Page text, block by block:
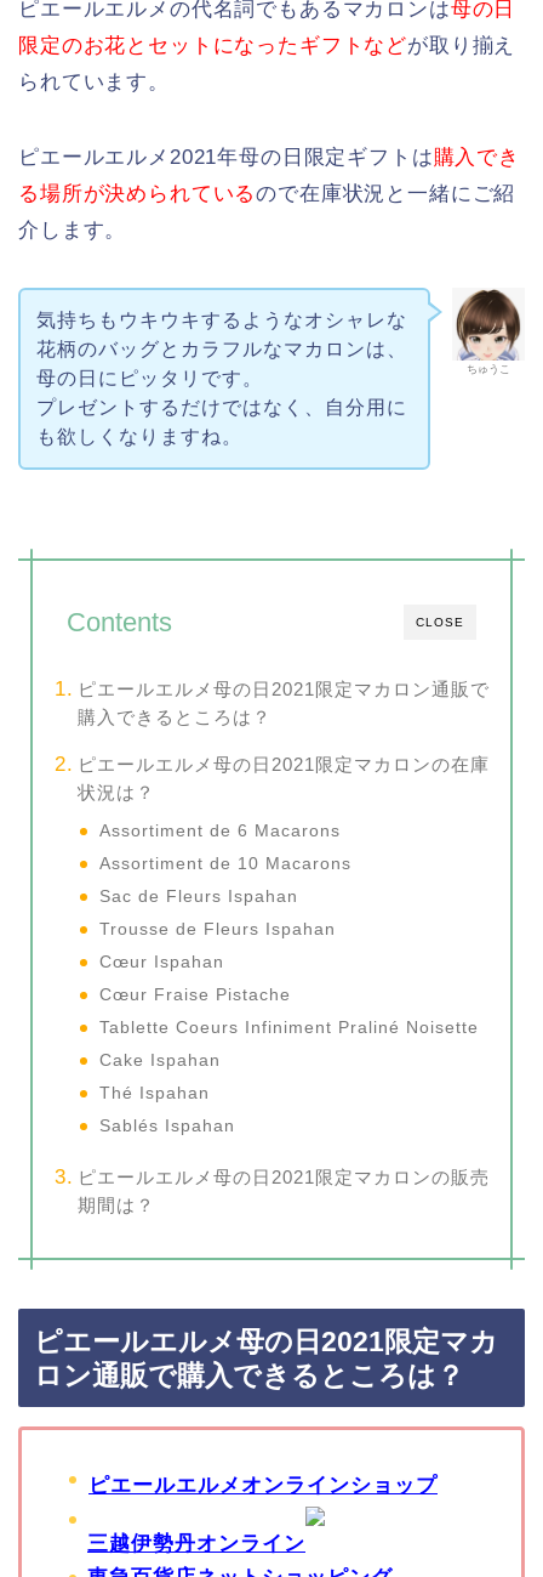
ピエールエルメの代名詞でもあるマカロンは母の日
限定のお花とセットになったギフトなどが取り揃え
られています。
ピエールエルメ2021年母の日限定ギフトは購入でき
る場所が決められているので在庫状況と一緒にご紹
介します。
ちゅうこ
気持ちもウキウキするようなオシャレな
花柄のバッグとカラフルなマカロンは、
母の日にピッタリです。
プレゼントするだけではなく、自分用に
も欲しくなりますね。
CLOSE
Contents
ピエールエルメ母の日2021限定マカロン通販で
購入できるところは？
ピエールエルメ母の日2021限定マカロンの在庫
状況は？
Assortiment de 6 Macarons
Assortiment de 10 Macarons
Sac de Fleurs Ispahan
Trousse de Fleurs Ispahan
Cœur Ispahan
Cœur Fraise Pistache
Tablette Coeurs Infiniment Praliné Noisette
Cake Ispahan
Thé Ispahan
Sablés Ispahan
ピエールエルメ母の日2021限定マカロンの販売
期間は？
ピエールエルメ母の日2021限定マカ
ロン通販で購入できるところは？
ピエールエルメオンラインショップ
三越伊勢丹オンライン